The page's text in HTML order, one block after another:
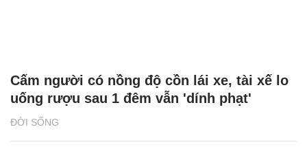
ĐỜI SỐNG
Cấm người có nồng độ cồn lái xe, tài xế lo
uống rượu sau 1 đêm vẫn 'dính phạt'